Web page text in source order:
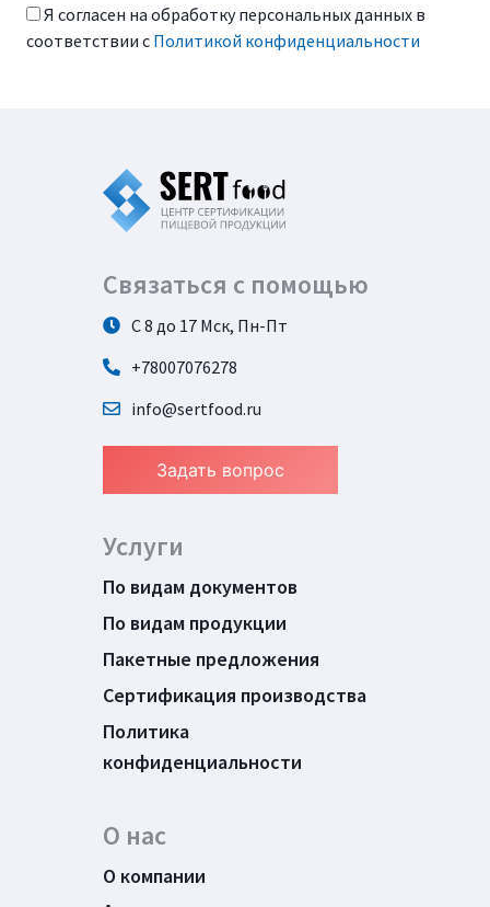
Я согласен на обработку персональных данных в
соответствии с Политикой конфиденциальности
Связаться с помощью
С 8 до 17 Мск, Пн-Пт
+78007076278
info@sertfood.ru
Задать вопрос
Услуги
По видам документов
По видам продукции
Пакетные предложения
Сертификация производства
Политика
конфиденциальности
О нас
О компании